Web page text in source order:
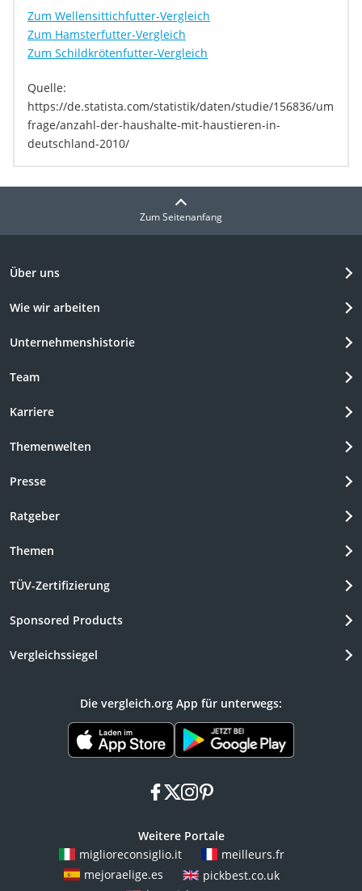
Zum Wellensittichfutter-Vergleich
Zum Hamsterfutter-Vergleich
Zum Schildkrötenfutter-Vergleich
Quelle:
https://de.statista.com/statistik/daten/studie/156836/um
frage/anzahl-der-haushalte-mit-haustieren-in-
deutschland-2010/
Zum Seitenanfang
Über uns
Wie wir arbeiten
Unternehmenshistorie
Team
Karriere
Themenwelten
Presse
Ratgeber
Themen
TÜV-Zertifizierung
Sponsored Products
Vergleichssiegel
Die vergleich.org App für unterwegs:
facebook
x instagram
pinterest
Weitere Portale
miglioreconsiglio.it
meilleurs.fr
mejoraelige.es
pickbest.co.uk